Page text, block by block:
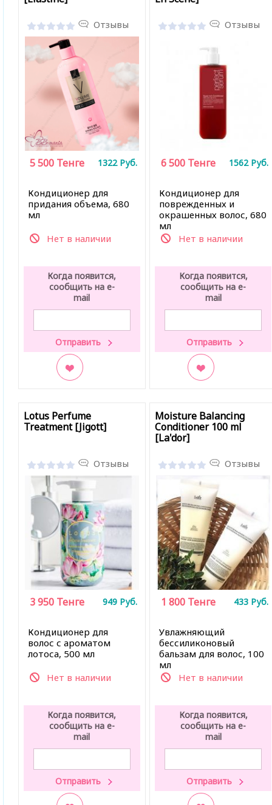
Отзывы
Кондиционер для
придания объема, 680
мл
Нет в наличии
5 500 Тенге 1322 Руб.
Когда появится,
сообщить на e-
mail
Отзывы
Кондиционер для
поврежденных и
окрашенных волос, 680
мл
Нет в наличии
6 500 Тенге 1562 Руб.
Когда появится,
сообщить на e-
mail
Lotus Perfume
Treatment [Jigott]
Отзывы
Кондиционер для
волос с ароматом
лотоса, 500 мл
Нет в наличии
3 950 Тенге 949 Руб.
Когда появится,
сообщить на e-
mail
Moisture Balancing
Conditioner 100 ml
[La'dor]
Отзывы
Увлажняющий
бессиликоновый
бальзам для волос, 100
мл
Нет в наличии
1 800 Тенге 433 Руб.
Когда появится,
сообщить на e-
mail